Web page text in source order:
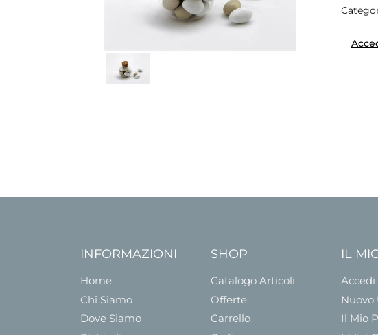
INFORMAZIONI
Home
Chi Siamo
Dove Siamo
SHOP
Catalogo Articoli
Offerte
Carrello
IL
Accedi
Nuovo
Il Mio